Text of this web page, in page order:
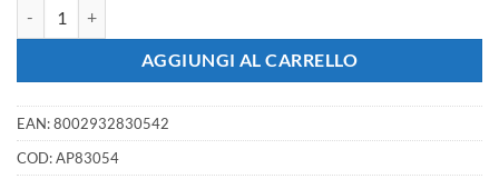
AGGIUNGI AL CARRELLO
EAN:8002932830542
COD:AP83054